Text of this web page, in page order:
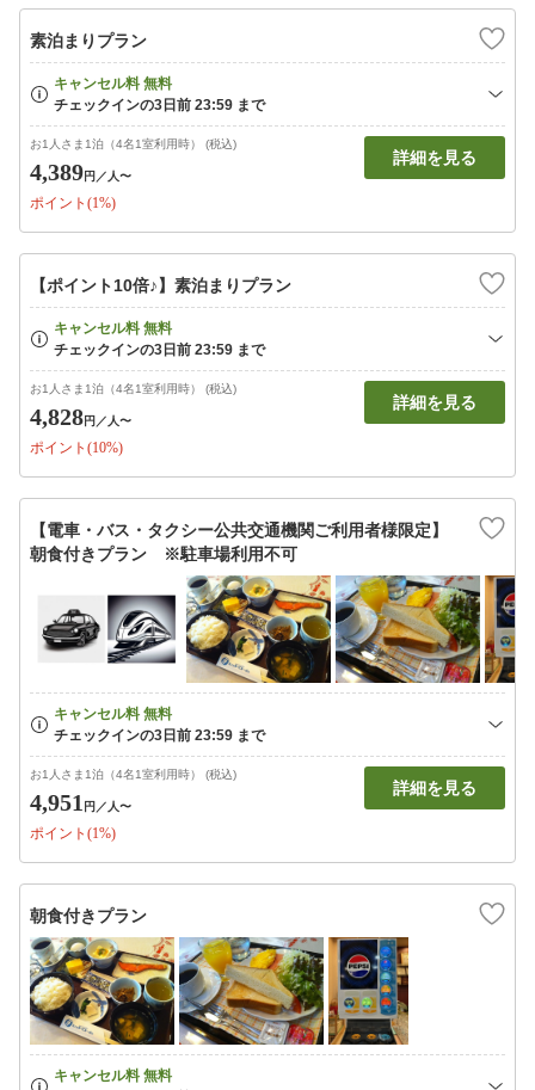
素泊まりプラン
お1人さま1泊（4名1室利用時） (税込)
4,389円 ／人〜
ポイント(1%)
詳細を見る
【ポイント10倍♪】素泊まりプラン
お1人さま1泊（4名1室利用時） (税込)
4,828円 ／人〜
ポイント(10%)
詳細を見る
【電車・バス・タクシー公共交通機関ご利用者様限定】
朝食付きプラン ※駐車場利用不可
お1人さま1泊（4名1室利用時） (税込)
4,951 円 ／人〜
ポイント(1%)
詳細を見る
朝食付きプラン